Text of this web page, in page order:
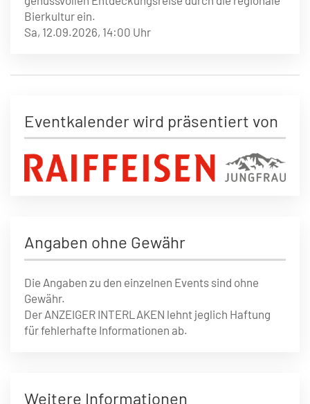
Bierkultur ein.
Sa, 12.09.2026, 14:00 Uhr
Eventkalender wird präsentiert von
Angaben ohne Gewähr
Die Angaben zu den einzelnen Events sind ohne
Gewähr.
Der ANZEIGER INTERLAKEN lehnt jeglich Haftung
für fehlerhafte Informationen ab.
Weitere Informationen